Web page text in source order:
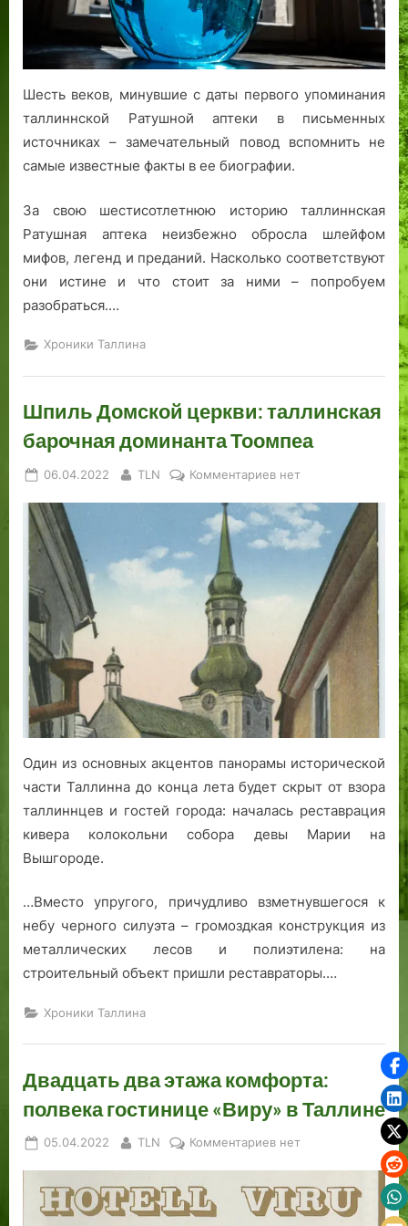
Шесть веков, минувшие с даты первого упоминания
таллиннской Ратушной аптеки в письменных
источниках – замечательный повод вспомнить не
самые известные факты в ее биографии.
За свою шестисотлетнюю историю таллиннская
Ратушная аптека неизбежно обросла шлейфом
мифов, легенд и преданий. Насколько соответствуют
они истине и что стоит за ними – попробуем
разобраться.…
Хроники Таллина
Шпиль Домской церкви: таллинская
барочная доминанта Тоомпеа
Posted
06.04.2022 By
TLN Комментариевк
Шпиль
Домской
церкви:
таллинская
барочная
доминанта
Тоомпеа
нет
Один из основных акцентов панорамы исторической
части Таллинна до конца лета будет скрыт от взора
таллиннцев и гостей города: началась реставрация
кивера колокольни собора девы Марии на
Вышгороде.
…Вместо упругого, причудливо взметнувшегося к
небу черного силуэта – громоздкая конструкция из
металлических лесов и полиэтилена: на
строительный объект пришли реставраторы.…
Хроники Таллина
Двадцать два этажа комфорта:
полвека гостинице «Виру» в Таллине
Posted
05.04.2022 By
TLN Комментариевк
два
нет